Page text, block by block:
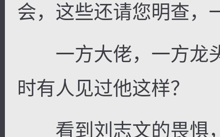
会，这些还请您明查，
一方大佬，一方龙
时有人见过他这样？
看到刘志文的畏惧，